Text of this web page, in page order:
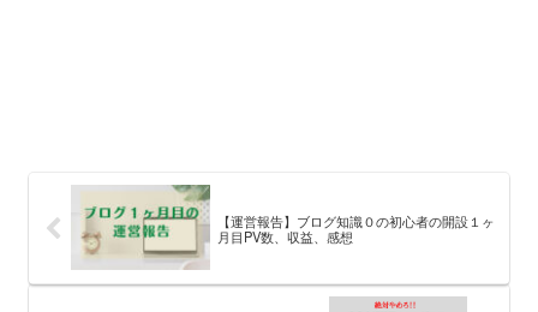
【運営報告】ブログ知識０の初心者の開設１ヶ
月目PV数、収益、感想